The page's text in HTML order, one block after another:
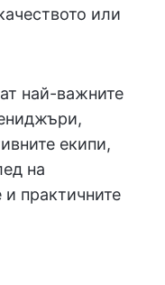
или
най-важните
екипи,
на
практичните